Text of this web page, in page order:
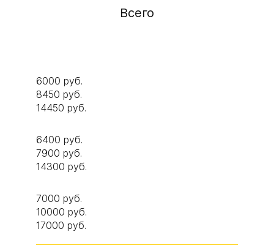
Всего
6000 руб.
8450 руб.
14450 руб.
6400 руб.
7900 руб.
14300 руб.
7000 руб.
10000 руб.
17000 руб.